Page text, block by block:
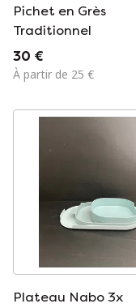
Pichet en Grès
Traditionnel
30 €
À partir de 25 €
Plateau Nabo 3x